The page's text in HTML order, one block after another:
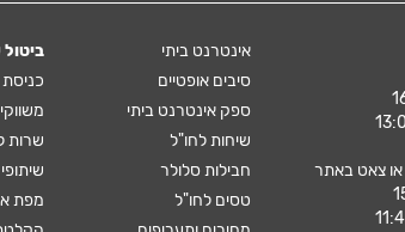
או צאט באתר
אינטרנט ביתי
סיבים אופטיים
ספק אינטרנט ביתי
שיחות לחו"ל
חבילות סלולר
טסים לחו"ל
כניסת
שרות
מפת